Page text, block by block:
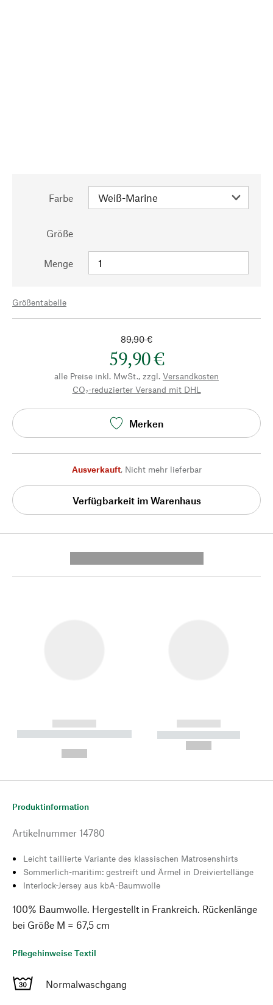
Farbe
Größe
Menge
Größentabelle
89,90 €
59,90 €
alle Preise inkl. MwSt., zzgl. Versandkosten
CO₂-reduzierter Versand mit DHL
Merken
Ausverkauft, Nicht mehr lieferbar
Verfügbarkeit im Warenhaus
------------
----------- ----------- --------
------------
----------- -----------
Produktinformation
Artikelnummer 14780
Leicht taillierte Variante des klassischen Matrosenshirts
Sommerlich-maritim: gestreift und Ärmel in Dreiviertellänge
Interlock-Jersey aus kbA-Baumwolle
100% Baumwolle. Hergestellt in Frankreich. Rückenlänge
bei Größe M = 67,5 cm
Pflegehinweise Textil
Normalwaschgang